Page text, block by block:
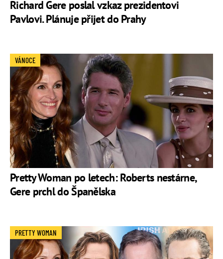
Richard Gere poslal vzkaz prezidentovi
Pavlovi. Plánuje přijet do Prahy
Pretty Woman po letech: Roberts nestárne,
Gere prchl do Španělska
VÁNOCE
PRETTY WOMAN